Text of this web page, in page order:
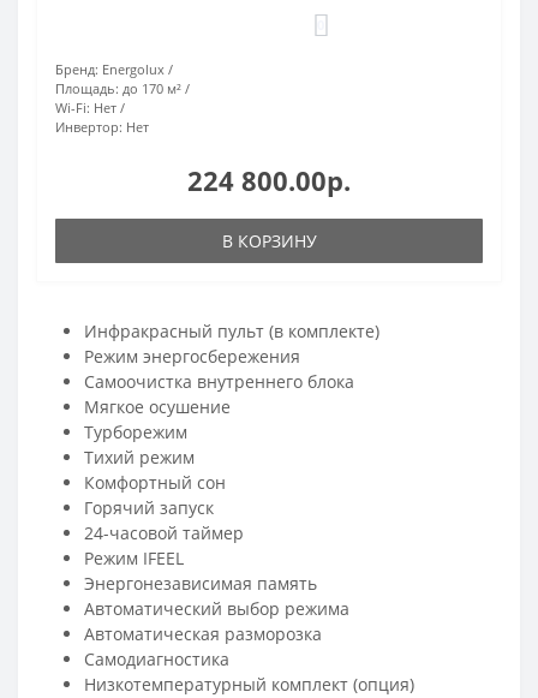
Бренд: Energolux
Площадь: до 170 м²
Wi-Fi: Нет
Инвертор: Нет
224 800.00р.
В КОРЗИНУ
Инфракрасный пульт (в комплекте)
Режим энергосбережения
Самоочистка внутреннего блока
Мягкое осушение
Турборежим
Тихий режим
Комфортный сон
Горячий запуск
24-часовой таймер
Режим IFEEL
Энергонезависимая память
Автоматический выбор режима
Автоматическая разморозка
Самодиагностика
Низкотемпературный комплект (опция)